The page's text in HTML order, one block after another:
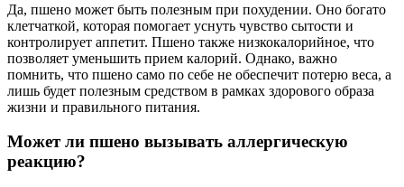
Да, пшено может быть полезным при похудении. Оно богато
клетчаткой, которая помогает уснуть чувство сытости и
контролирует аппетит. Пшено также низкокалорийное, что
позволяет уменьшить прием калорий. Однако, важно
помнить, что пшено само по себе не обеспечит потерю веса, а
лишь будет полезным средством в рамках здорового образа
жизни и правильного питания.
Может ли пшено вызывать аллергическую
реакцию?